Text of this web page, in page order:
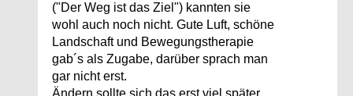
("Der Weg ist das Ziel") kannten sie
wohl auch noch nicht. Gute Luft, schöne
Landschaft und Bewegungstherapie
gab´s als Zugabe, darüber sprach man
gar nicht erst.